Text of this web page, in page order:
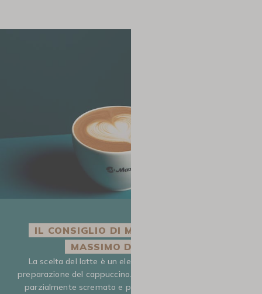
IL CONSIGLIO DI MAXICOFFEE PER UN
MASSIMO DI GOLOSITÀ
La scelta del latte è un elemento fondamentale nella
preparazione del cappuccino. È consigliabile evitare il latte
parzialmente scremato e preferire un latte con un alto